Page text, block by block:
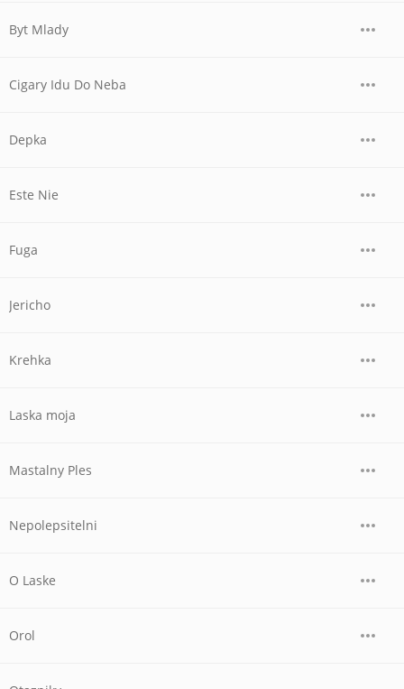
Byt Mlady
Cigary Idu Do Neba
Depka
Este Nie
Fuga
Jericho
Krehka
Laska moja
Mastalny Ples
Nepolepsitelni
O Laske
Orol